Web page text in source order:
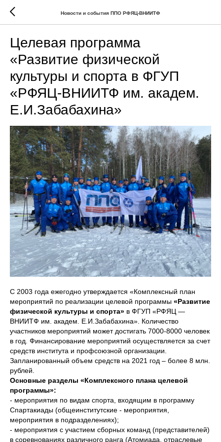
Новости и события ППО РФЯЦ-ВНИИТФ
Целевая программа
«Развитие физической
культуры и спорта в ФГУП
«РФЯЦ-ВНИИТФ им. академ.
Е.И.Забабахина»
С 2003 года ежегодно утверждается «Комплексный план
мероприятий по реализации целевой программы «Развитие
физической культуры и спорта» в ФГУП «РФЯЦ —
ВНИИТФ им. академ. Е.И.Забабахина». Количество
участников мероприятий может достигать 7000-8000 человек
в год. Финансирование мероприятий осуществляется за счет
средств института и профсоюзной организации.
Запланированный объем средств на 2021 год – более 8 млн.
рублей.
Основные разделы «Комплексного плана целевой
программы»:
- мероприятия по видам спорта, входящим в программу
Спартакиады (общеинститутские - мероприятия,
мероприятия в подразделениях);
- мероприятия с участием сборных команд (представителей)
в соревнованиях различного ранга (Атомиада, отраслевые